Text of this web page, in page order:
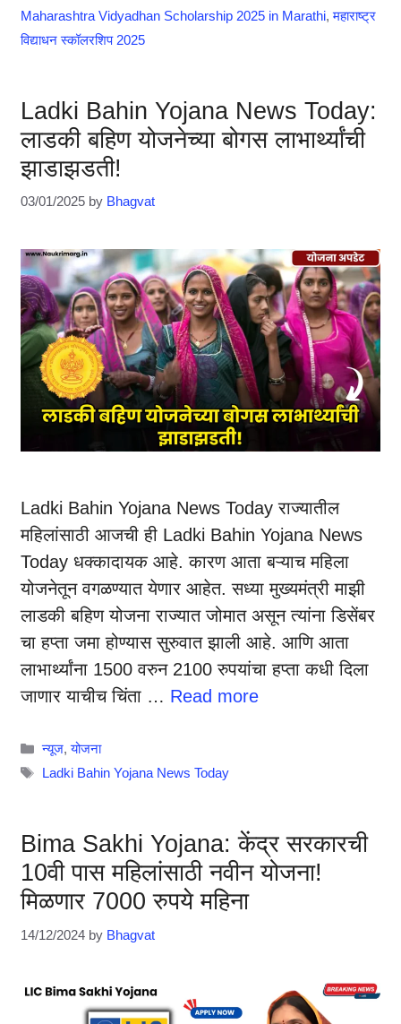
Maharashtra Vidyadhan Scholarship 2025 in Marathi,महाराष्ट्र
विद्याधन स्कॉलरशिप 2025
Ladki Bahin Yojana News Today:
लाडकी बहिण योजनेच्या बोगस लाभार्थ्यांची
झाडाझडती!
03/01/2025 by Bhagvat
Ladki Bahin Yojana News Today राज्यातील
महिलांसाठी आजची ही Ladki Bahin Yojana News
Today धक्कादायक आहे. कारण आता बऱ्याच महिला
योजनेतून वगळण्यात येणार आहेत. सध्या मुख्यमंत्री माझी
लाडकी बहिण योजना राज्यात जोमात असून त्यांना डिसेंबर
चा हप्ता जमा होण्यास सुरुवात झाली आहे. आणि आता
लाभार्थ्यांना 1500 वरुन 2100 रुपयांचा हप्ता कधी दिला
जाणार याचीच चिंता … Read more
Categories
न्यूज,योजना
Tags
Ladki Bahin Yojana News Today
Bima Sakhi Yojana: केंद्र सरकारची
10वी पास महिलांसाठी नवीन योजना!
मिळणार 7000 रुपये महिना
14/12/2024 by Bhagvat